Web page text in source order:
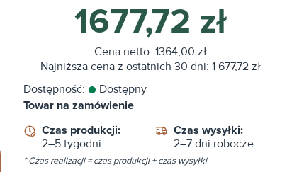
1677,72 zł
Cena netto: 1364,00 zł
Najniższa cena z ostatnich 30 dni: 1 677,72 zł
Dostępność:
Dostępny
Towar na zamówienie
Czas produkcji:
2–5 tygodni
Czas wysyłki:
2–7 dni robocze
* Czas realizacji = czas produkcji + czas wysyłki